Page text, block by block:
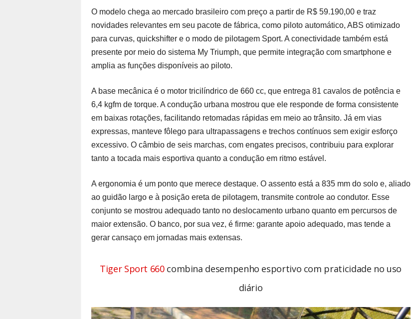
O modelo chega ao mercado brasileiro com preço a partir de R$ 59.190,00 e traz
novidades relevantes em seu pacote de fábrica, como piloto automático, ABS otimizado
para curvas, quickshifter e o modo de pilotagem Sport. A conectividade também está
presente por meio do sistema My Triumph, que permite integração com smartphone e
amplia as funções disponíveis ao piloto.
A base mecânica é o motor tricilíndrico de 660 cc, que entrega 81 cavalos de potência e
6,4 kgfm de torque. A condução urbana mostrou que ele responde de forma consistente
em baixas rotações, facilitando retomadas rápidas em meio ao trânsito. Já em vias
expressas, manteve fôlego para ultrapassagens e trechos contínuos sem exigir esforço
excessivo. O câmbio de seis marchas, com engates precisos, contribuiu para explorar
tanto a tocada mais esportiva quanto a condução em ritmo estável.
A ergonomia é um ponto que merece destaque. O assento está a 835 mm do solo e, aliado
ao guidão largo e à posição ereta de pilotagem, transmite controle ao condutor. Esse
conjunto se mostrou adequado tanto no deslocamento urbano quanto em percursos de
maior extensão. O banco, por sua vez, é firme: garante apoio adequado, mas tende a
gerar cansaço em jornadas mais extensas.
Tiger Sport 660combina desempenho esportivo com praticidade no uso
diário